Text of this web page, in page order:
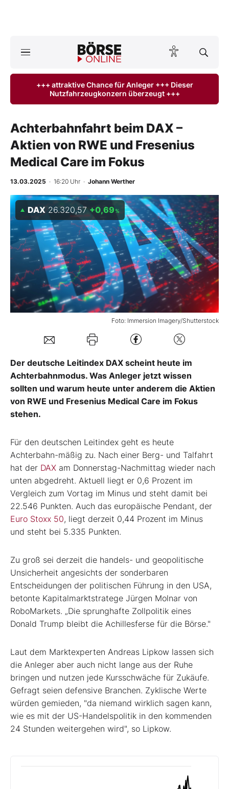
ktuelle Ausgabe BÖRSE ONLINE lesen
Finanz-Check
BO-Musterdepots
Experten
Mein B:O
Mein Konto
+++ attraktive Chance für Anleger +++ Dieser
Nutzfahrzeugkonzern überzeugt +++
Achterbahnfahrt beim DAX –
Aktien von RWE und Fresenius
Medical Care im Fokus
13.03.2025 · 16:20 Uhr · Johann Werther
Foto: Immersion Imagery/Shutterstock
DAX 26.320,57 +0,69%
Der deutsche Leitindex DAX scheint heute im
Achterbahnmodus. Was Anleger jetzt wissen
sollten und warum heute unter anderem die Aktien
von RWE und Fresenius Medical Care im Fokus
stehen.
Für den deutschen Leitindex geht es heute
Achterbahn-mäßig zu. Nach einer Berg- und Talfahrt
hat der DAX am Donnerstag-Nachmittag wieder nach
unten abgedreht. Aktuell liegt er 0,6 Prozent im
Vergleich zum Vortag im Minus und steht damit bei
22.546 Punkten. Auch das europäische Pendant, der
Euro Stoxx 50, liegt derzeit 0,44 Prozent im Minus
und steht bei 5.335 Punkten.
Zu groß sei derzeit die handels- und geopolitische
Unsicherheit angesichts der sonderbaren
Entscheidungen der politischen Führung in den USA,
betonte Kapitalmarktstratege Jürgen Molnar von
RoboMarkets. „Die sprunghafte Zollpolitik eines
Donald Trump bleibt die Achillesferse für die Börse."
Laut dem Marktexperten Andreas Lipkow lassen sich
die Anleger aber auch nicht lange aus der Ruhe
bringen und nutzen jede Kursschwäche für Zukäufe.
Gefragt seien defensive Branchen. Zyklische Werte
würden gemieden, "da niemand wirklich sagen kann,
wie es mit der US-Handelspolitik in den kommenden
24 Stunden weitergehen wird", so Lipkow.